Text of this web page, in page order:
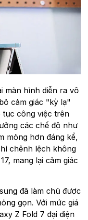
màn hình diễn ra vô
cảm giác "kỳ lạ"
tục công việc trên
các chế độ như
mỏng hơn đáng kể,
chênh lệch không
mang lại cảm giác
đã làm chủ được
gọn. Với mức giá
Z Fold 7 đại diện